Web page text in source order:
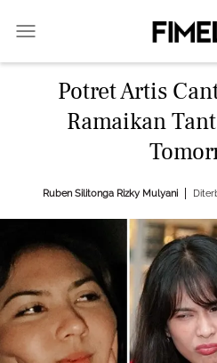
Potret Artis
Ramaikan
Ruben Silitonga Rizky Mulyani